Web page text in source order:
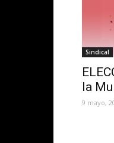
Sindical
la
9 mayo,